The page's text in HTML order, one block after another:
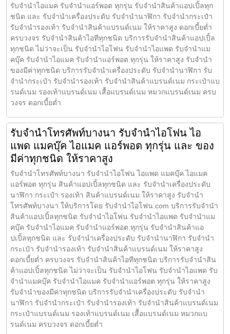
รับจำนำไอแมค รับจำนำแอร์พอต ทุกรุ่น รับจำนำสินค้าแอปเปิ้ลทุก
ชนิด และ รับจำนำเครื่องประดับ รับจำนำนาฬิกา รับจำนำกระเป๋า
รับจำนำรองเท้า รับจำนำสินค้าแบรนด์เนม ให้ราคาสูง ดอกเบี้ยต่ำ
ครบวงจร รับจำนำสินค้าไอทีทุกชนิด บริการรับจำนำสินค้าแอปเปิ้ล
ทุกชนิด ไม่ว่าจะเป็น รับจำนำไอโฟน รับจำนำไอแพด รับจำนำแม
คบุ๊ค รับจำนำไอแมค รับจำนำแอร์พอต ทุกรุ่น ให้ราคาสูง รับจำนำ
ของมีค่าทุกชนิด บริการรับจำนำเครื่องประดับ รับจำนำนาฬิกา รับ
จำนำกระเป๋า รับจำนำรองเท้า รับจำนำสินค้าแบรนด์เนม กระเป๋าแบ
รนด์เนม รองเท้าแบรนด์เนม เสื้อแบรนด์เนม หมวกแบรนด์เนม ครบ
วงจร ดอกเบี้ยต่ำ
รับจำนำโทรศัพท์บางนา รับจำนำไอโฟน ไอ
แพด แมคบุ๊ค ไอแมค แอร์พอต ทุกรุ่น และ ของ
มีค่าทุกชนิด ให้ราคาสูง
รับจำนำโทรศัพท์บางนา รับจำนำไอโฟน ไอแพด แมคบุ๊ค ไอแมค
แอร์พอต ทุกรุ่น สินค้าแอปเปิ้ลทุกชนิด และ รับจำนำเครื่องประดับ
นาฬิกา กระเป๋า รองเท้า สินค้าแบรนด์เนม ให้ราคาสูง รับจำนำ
โทรศัพท์บางนา ให้บริการโดย รับจํานําไอโฟน.com บริการรับจำนำ
สินค้าแอปเปิ้ลทุกชนิด รับจำนำไอโฟน รับจำนำไอแพด รับจำนำแม
คบุ๊ค รับจำนำไอแมค รับจำนำแอร์พอต ทุกรุ่น รับจำนำสินค้าแอ
ปเปิ้ลทุกชนิด และ รับจำนำเครื่องประดับ รับจำนำนาฬิกา รับจำนำ
กระเป๋า รับจำนำรองเท้า รับจำนำสินค้าแบรนด์เนม ให้ราคาสูง
ดอกเบี้ยต่ำ ครบวงจร รับจำนำสินค้าไอทีทุกชนิด บริการรับจำนำสิน
ค้าแอปเปิ้ลทุกชนิด ไม่ว่าจะเป็น รับจำนำไอโฟน รับจำนำไอแพด รับ
จำนำแมคบุ๊ค รับจำนำไอแมค รับจำนำแอร์พอต ทุกรุ่น ให้ราคาสูง
รับจำนำของมีค่าทุกชนิด บริการรับจำนำเครื่องประดับ รับจำนำ
นาฬิกา รับจำนำกระเป๋า รับจำนำรองเท้า รับจำนำสินค้าแบรนด์เนม
กระเป๋าแบรนด์เนม รองเท้าแบรนด์เนม เสื้อแบรนด์เนม หมวกแบ
รนด์เนม ครบวงจร ดอกเบี้ยต่ำ